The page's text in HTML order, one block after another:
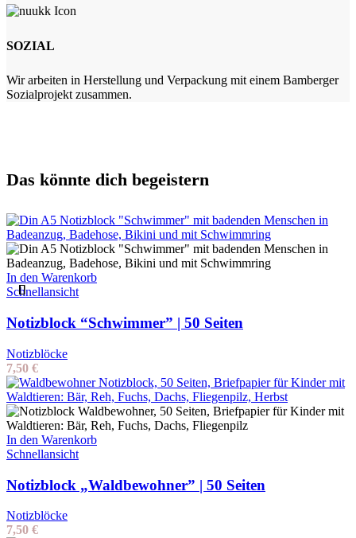
SOZIAL
Wir arbeiten in Herstellung und Verpackung mit einem Bamberger
Sozialprojekt zusammen.
Das könnte dich begeistern
In den Warenkorb
Schnellansicht
Notizblock “Schwimmer” | 50 Seiten
Notizblöcke
7,50 €
In den Warenkorb
Schnellansicht
Notizblock „Waldbewohner” | 50 Seiten
Notizblöcke
7,50 €